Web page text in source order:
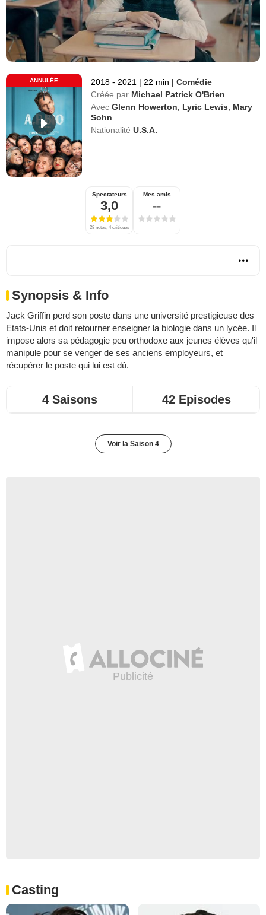
ANNULÉE 2018 - 2021 | 22 min | Comédie
Créée par Michael Patrick O'Brien
Avec Glenn Howerton Lyric Lewis
Mary
Sohn
Nationalité U.S.A.
Spectateurs
3,0
28 notes, 4 critiques
Mes amis
--
Synopsis & Info
Jack Griffin perd son poste dans une université prestigieuse des
Etats-Unis et doit retourner enseigner la biologie dans un lycée. Il
impose alors sa pédagogie peu orthodoxe aux jeunes élèves qu'il
manipule pour se venger de ses anciens employeurs, et
récupérer le poste qui lui est dû.
4 Saisons 42 Episodes
Voir la Saison 4
Casting